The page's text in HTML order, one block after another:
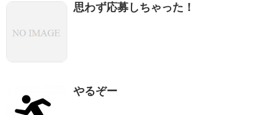
思わず応募しちゃった！
やるぞー